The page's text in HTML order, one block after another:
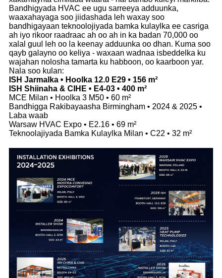
Bandhigyada HVAC ee ugu sarreeya adduunka,
waaxahayaga soo jiidashada leh waxay soo
bandhigayaan teknoolojiyada bamka kulaylka ee casriga
ah iyo rikoor raadraac ah oo ah in ka badan 70,000 oo
xalal guul leh oo la keenay adduunka oo dhan. Kuma soo
qayb galayno oo keliya - waxaan wadnaa isbeddelka ku
wajahan nolosha tamarta ku habboon, oo kaarboon yar.
Nala soo kulan:
ISH Jarmalka • Hoolka 12.0 E29 • 156 m²
ISH Shiinaha & CIHE • E4-03 • 400 m²
MCE Milan • Hoolka 3 M50 • 60 m²
Bandhigga Rakibayaasha Birmingham • 2024 & 2025 •
Laba waab
Warsaw HVAC Expo • E2.16 • 69 m²
Teknoolajiyada Bamka Kulaylka Milan • C22 • 32 m²